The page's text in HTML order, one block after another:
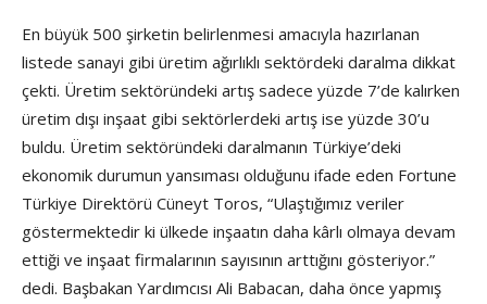
En büyük 500 şirketin belirlenmesi amacıyla hazırlanan
listede sanayi gibi üretim ağırlıklı sektördeki daralma dikkat
çekti. Üretim sektöründeki artış sadece yüzde 7’de kalırken
üretim dışı inşaat gibi sektörlerdeki artış ise yüzde 30’u
buldu. Üretim sektöründeki daralmanın Türkiye’deki
ekonomik durumun yansıması olduğunu ifade eden Fortune
Türkiye Direktörü Cüneyt Toros, “Ulaştığımız veriler
göstermektedir ki ülkede inşaatın daha kârlı olmaya devam
ettiği ve inşaat firmalarının sayısının arttığını gösteriyor.”
dedi. Başbakan Yardımcısı Ali Babacan, daha önce yapmış